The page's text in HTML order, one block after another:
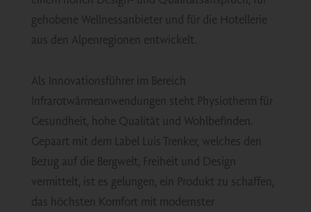
gehobene Wellnessanbieter und für die Hotellerie
aus den Alpenregionen entwickelt.
Als Innovationsführer im Bereich
Infrarotwärmeanwendungen steht Physiotherm für
Gesundheit, hohe Qualität und Wohlbefinden.
Gepaart mit dem Label Luis Trenker, welches den
Bezug auf die Bergwelt, Freiheit und Design
vermittelt, ist es gelungen, ein Produkt zu schaffen,
das höchsten Komfort mit modernster